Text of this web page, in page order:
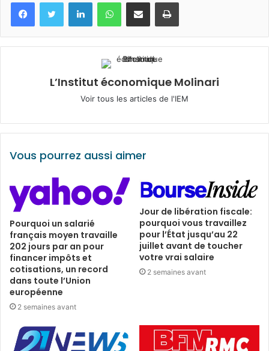
L’Institut économique Molinari
Voir tous les articles de l'IEM
Vous pourrez aussi aimer
Pourquoi un salarié
français moyen travaille
202 jours par an pour
financer impôts et
cotisations, un record
dans toute l’Union
européenne
2 semaines avant
Jour de libération fiscale:
pourquoi vous travaillez
pour l’État jusqu’au 22
juillet avant de toucher
votre vrai salaire
2 semaines avant